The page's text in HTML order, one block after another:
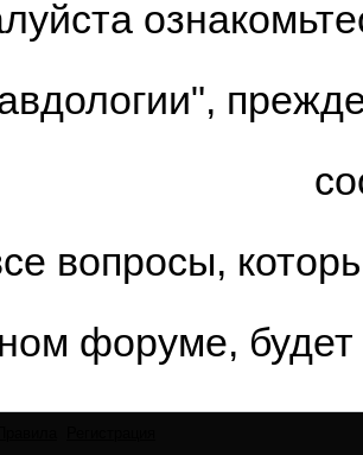
вопросы,
форуме,